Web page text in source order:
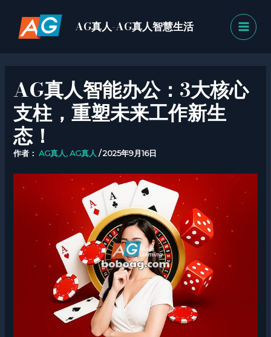
AG真人-AG真人智慧生活
AG真人智能办公：3大核心
支柱，重塑未来工作新生
态！
作者： AG真人, AG真人 /2025年9月16日